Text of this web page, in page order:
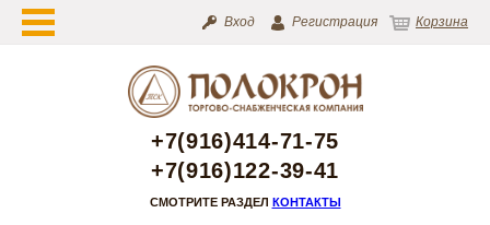
Вход Регистрация Корзина
+7(916)414-71-75
+7(916)122-39-41
СМОТРИТЕ РАЗДЕЛ КОНТАКТЫ